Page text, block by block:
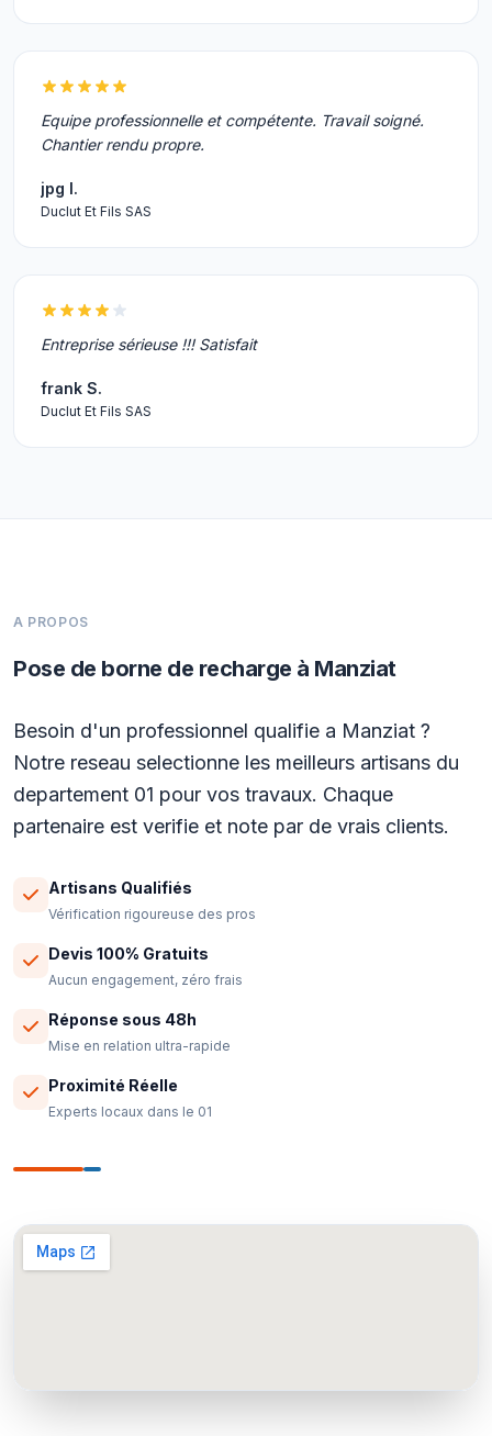
Equipe professionnelle et compétente. Travail soigné.
Chantier rendu propre.
jpg I.
Duclut Et Fils SAS
Entreprise sérieuse !!! Satisfait
frank S.
Duclut Et Fils SAS
A PROPOS
Pose de borne de recharge à Manziat
Besoin d'un professionnel qualifie a Manziat ?
Notre reseau selectionne les meilleurs artisans du
departement 01 pour vos travaux. Chaque
partenaire est verifie et note par de vrais clients.
Artisans Qualifiés
Vérification rigoureuse des pros
Devis 100% Gratuits
Aucun engagement, zéro frais
Réponse sous 48h
Mise en relation ultra-rapide
Proximité Réelle
Experts locaux dans le 01